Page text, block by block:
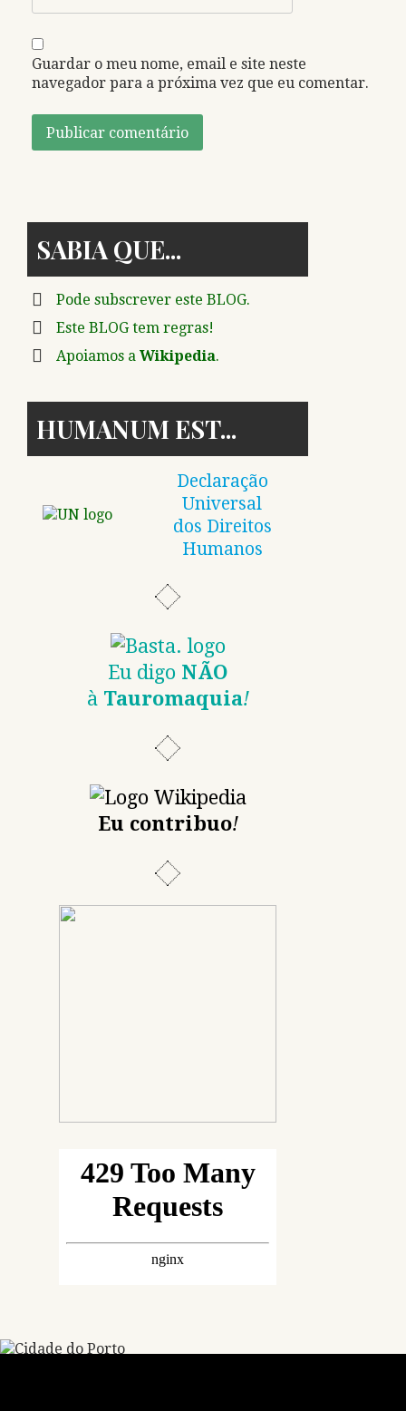
Guardar o meu nome, email e site neste
navegador para a próxima vez que eu comentar.
SABIA QUE
Pode subscrever este BLOG.
Este BLOG tem regras!
Apoiamos a Wikipedia.
HUMANUM EST
Declaração
Universal
dos Direitos
Humanos
Eu digo NÃO
à Tauromaquia!
Eu contribuo!